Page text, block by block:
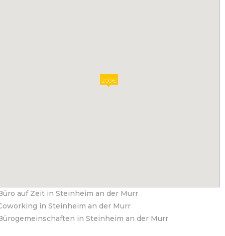
200€
auf Zeit in Steinheim an der Murr
in Steinheim an der Murr
in Steinheim an der Murr